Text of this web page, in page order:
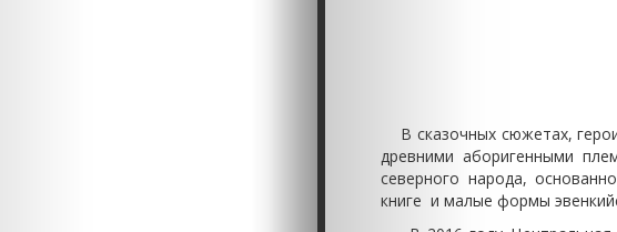
В сказочных сюжетах,
древними аборигенными
северного народа,
книге и малые формы